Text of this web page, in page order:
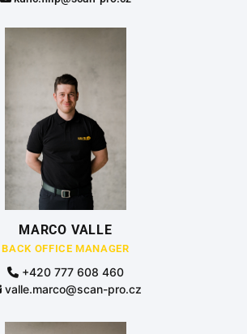
MARCO VALLE
BACK OFFICE MANAGER
+420 777 608 460
valle.marco@scan-pro.cz